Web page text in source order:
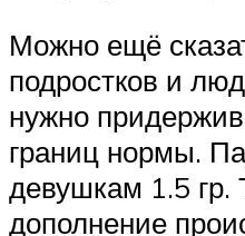
Можно ещё
подростков и
нужно
границ нормы.
девушкам 1.5 гр.
дополнение